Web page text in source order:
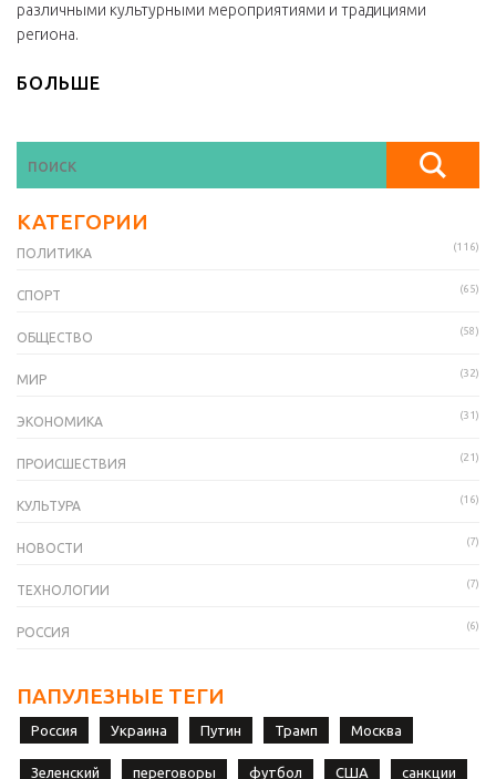
различными культурными мероприятиями и традициями
региона.
БОЛЬШЕ
КАТЕГОРИИ
ПОЛИТИКА (116)
СПОРТ (65)
ОБЩЕСТВО (58)
МИР (32)
ЭКОНОМИКА (31)
ПРОИСШЕСТВИЯ (21)
КУЛЬТУРА (16)
НОВОСТИ (7)
ТЕХНОЛОГИИ (7)
РОССИЯ (6)
ПАПУЛЕЗНЫЕ ТЕГИ
Россия Украина Путин Трамп Москва
Зеленский переговоры футбол США санкции